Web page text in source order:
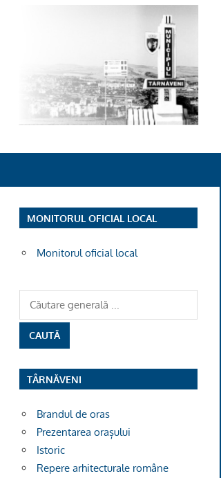
MONITORUL OFICIAL LOCAL
Monitorul oficial local
TÂRNĂVENI
Brandul de oras
Prezentarea orașului
Istoric
Repere arhitecturale române